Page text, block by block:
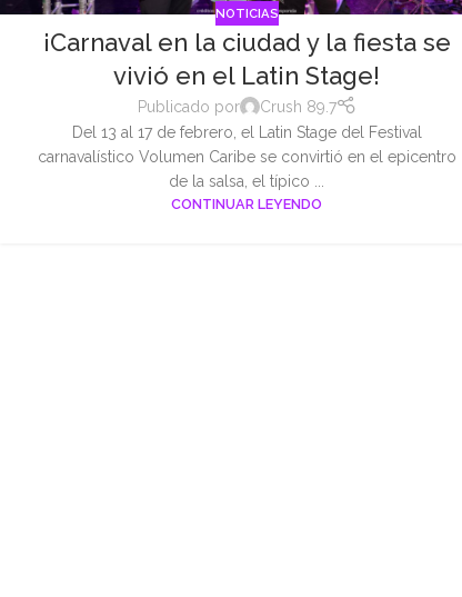
NOTICIAS
¡Carnaval en la ciudad y la fiesta se
vivió en el Latin Stage!
Publicado por
Crush 89.7
Del 13 al 17 de febrero, el Latin Stage del Festival
carnavalístico Volumen Caribe se convirtió en el epicentro
de la salsa, el típico ...
CONTINUAR LEYENDO